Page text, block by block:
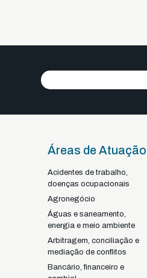
Braga - Portugal
+351
Áreas de Atuação
Acidentes de trabalho,
doenças ocupacionais
Agronegócio
Águas e saneamento,
energia e meio ambiente
Arbitragem, conciliação e
mediação de conflitos
Bancário, financeiro e